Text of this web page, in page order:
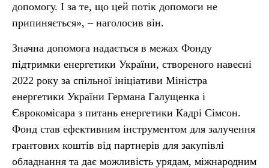
допомогу. І за те, що цей потік допомоги не
припиняється», – наголосив він.
Значна допомога надається в межах Фонду
підтримки енергетики України, створеного навесні
2022 року за спільної ініціативи Міністра
енергетики України Германа Галущенка і
Єврокомісара з питань енергетики Кадрі Сімсон.
Фонд став ефективним інструментом для залучення
грантових коштів від партнерів для закупівлі
обладнання та дає можливість урядам, міжнародним